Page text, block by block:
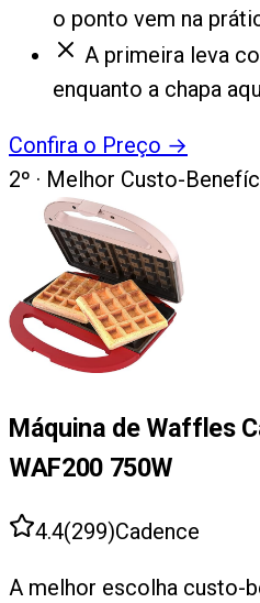
o ponto vem na
A primeira leva
enquanto a chapa
Confira o Preço →
2º · Melhor Custo-
Máquina de Waffles
WAF200 750W
4.4(299)Cadence
A melhor escolha custo-